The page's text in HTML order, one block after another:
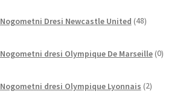
Nogometni Dresi Newcastle United 48izdelkov
Nogometni dresi Olympique De Marseille 0
Nogometni dresi Olympique Lyonnais 2izdelka